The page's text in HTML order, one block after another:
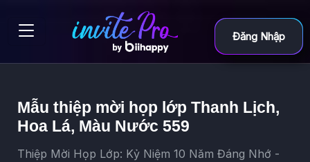
Đăng Nhập
Mẫu thiệp mời họp lớp Thanh Lịch,
Hoa Lá, Màu Nước 559
Thiệp Mời Họp Lớp: Kỷ Niệm 10 Năm Đáng Nhớ -